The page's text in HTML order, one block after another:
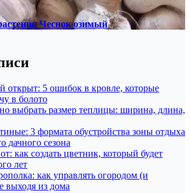
Чеснок озимый
открыт: 5 ошибок в кровле, которые
в болото
выбрать размер теплицы: ширина, длина,
3 формата обустройства зоны отдыха
дачного сезона
как создать цветник, который будет
лет
как управлять огородом (и
выходя из дома